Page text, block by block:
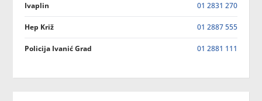
Ivaplin 01 2831 270
Hep Križ 01 2887 555
Policija Ivanić Grad 01 2881 111